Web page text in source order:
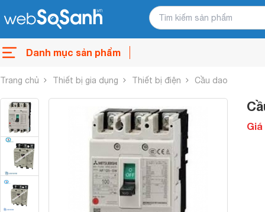
Danh mục sản phẩm
Trang chủ Thiết bị gia dụng Thiết bị điện Cầu dao
Giá